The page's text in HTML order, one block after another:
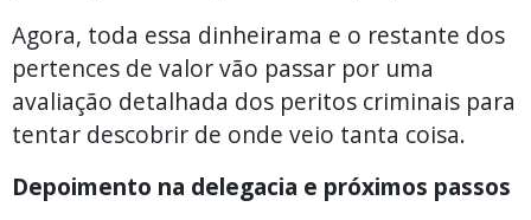
Agora, toda essa dinheirama e o restante dos
pertences de valor vão passar por uma
avaliação detalhada dos peritos criminais para
tentar descobrir de onde veio tanta coisa.
Depoimento na delegacia e próximos passos